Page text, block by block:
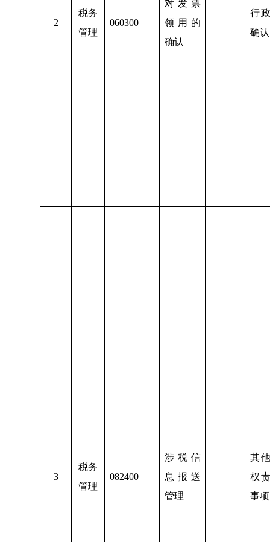
2
税务
管理
060300
对发票
领用的
确认
行
确认
3
税务
管理
082400
涉税信
息报送
管理
其
权
事项